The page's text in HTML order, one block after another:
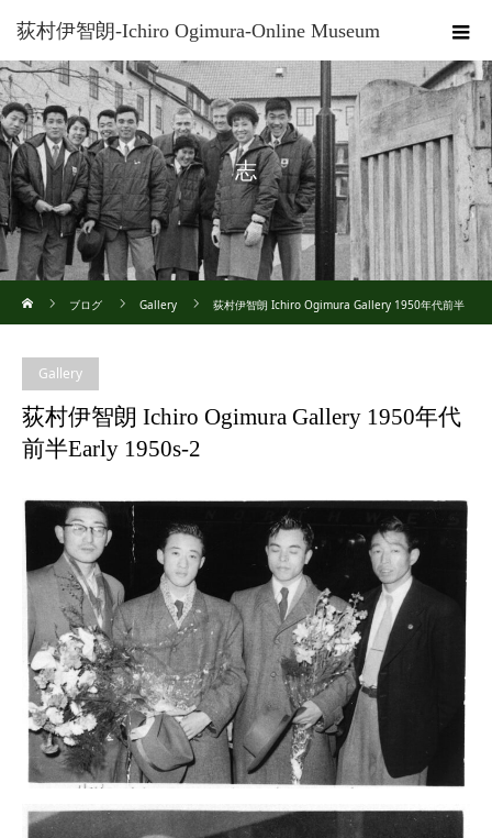
荻村伊智朗-Ichiro Ogimura-Online Museum
志
ブログ
Gallery 荻村伊智朗 Ichiro Ogimura Gallery 1950年代前半
Gallery
荻村伊智朗 Ichiro Ogimura Gallery 1950年代
前半Early 1950s-2